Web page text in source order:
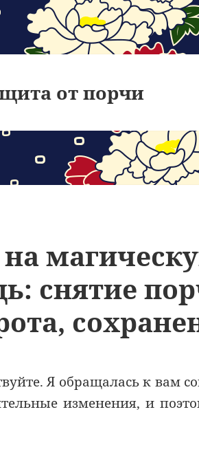
от порчи
снятие
Я обращалась к вам
изменения, и